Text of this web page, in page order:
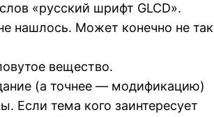
«русский шрифт GLCD».
нашлось. Может конечно не так
вещество.
(а точнее — модификацию)
тема кого заинтересует